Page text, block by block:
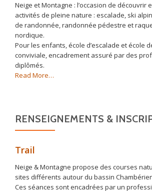
Neige et Montagne : l’occasion de découvrir
activités de pleine nature : escalade, ski
de randonnée, randonnée pédestre et
nordique.
Pour les enfants, école d’escalade et école
conviviale, encadrement assuré par des
diplômés.
Read Moreabout
…
RENSEIGNEMENTS &
Trail
Neige & Montagne propose des courses
sites différents autour du bassin
Ces séances sont encadrées par un